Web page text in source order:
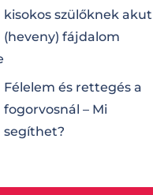
kisokos szülőknek akut
(heveny) fájdalom
Félelem és rettegés a
fogorvosnál – Mi
segíthet?